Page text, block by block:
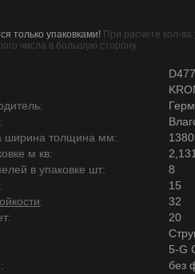
только упаковками! При расчете кол-ва
числа в большую сторону.
ширина толщина мм:
м кв:
2,131
в упаковке шт:
8
15
:
32
20
5-G
без